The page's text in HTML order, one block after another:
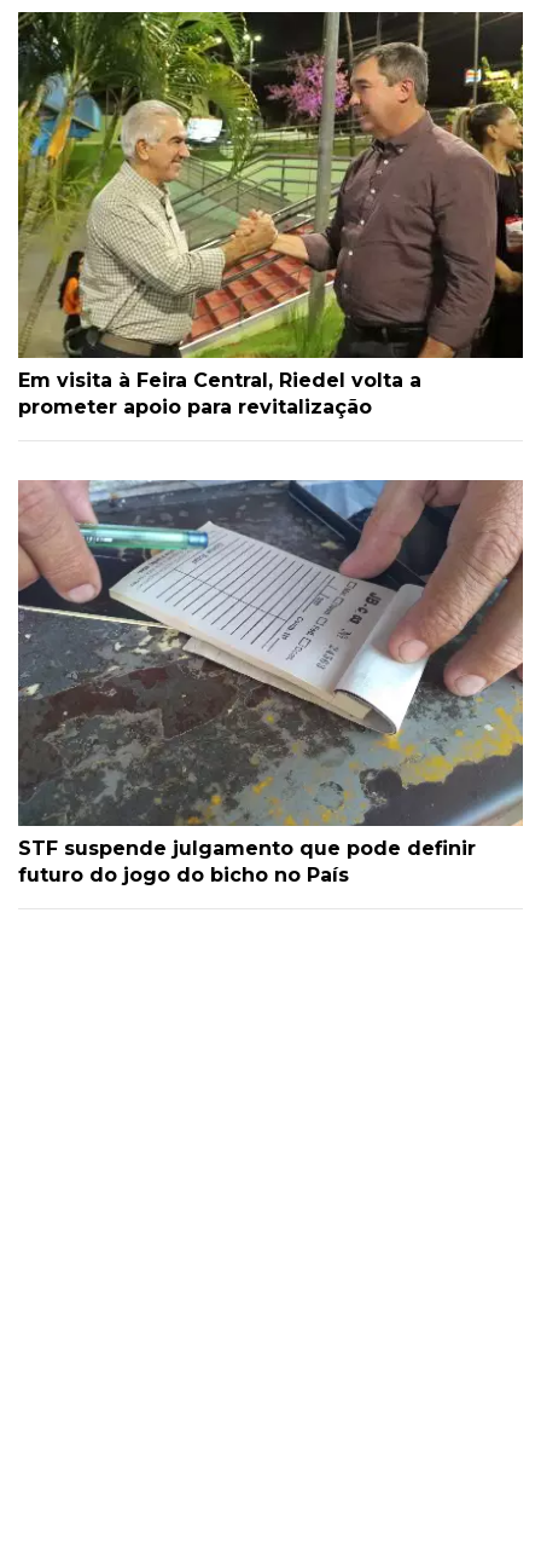
Em visita à Feira Central, Riedel volta a
prometer apoio para revitalização
STF suspende julgamento que pode definir
futuro do jogo do bicho no País